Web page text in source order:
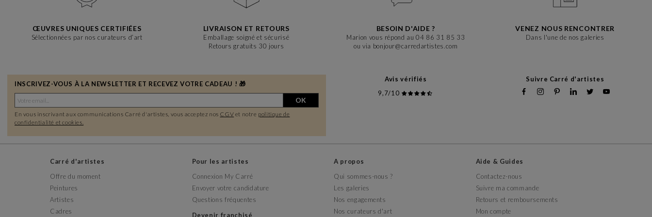
ŒUVRES UNIQUES CERTIFIÉES
Sélectionnées par nos curateurs d’art
LIVRAISON ET RETOURS
Emballage soigné et sécurisé
Retours gratuits 30 jours
BESOIN D'AIDE ?
Marion vous répond au 04 86 31 85 33
ou via bonjour@carredartistes.com
VENEZ NOUS RENCONTRER
Dans l'une de nos galeries
INSCRIVEZ-VOUS À LA NEWSLETTER ET RECEVEZ VOTRE CADEAU ! 🎁
OK
En vous inscrivant aux communications Carré d'artistes, vous acceptez nos CGV et notre politique de
confidentialité et cookies.
Avis vérifiés
9,7/10
Suivre Carré d'artistes
Carré d'artistes
Offre du moment
Peintures
Artistes
Cadres
Pour les artistes
Connexion My Carré
Envoyer votre candidature
Questions fréquentes
Devenir franchisé
A propos
Qui sommes-nous ?
Les galeries
Nos engagements
Nos curateurs d'art
Aide & Guides
Contactez-nous
Suivre ma commande
Retours et remboursements
Mon compte